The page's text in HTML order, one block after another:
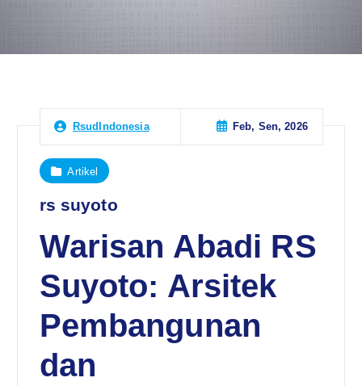
RsudIndonesia Feb, Sen, 2026
Artikel
rs suyoto
Warisan Abadi RS
Suyoto: Arsitek
Pembangunan
dan